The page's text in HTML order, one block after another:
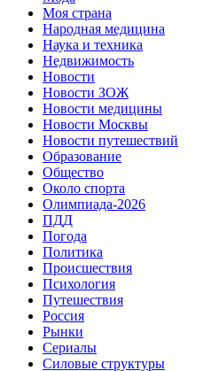
Моя страна
Народная медицина
Наука и техника
Недвижимость
Новости
Новости ЗОЖ
Новости медицины
Новости Москвы
Новости путешествий
Образование
Общество
Около спорта
Олимпиада-2026
ПДД
Погода
Политика
Происшествия
Психология
Путешествия
Россия
Рынки
Сериалы
Силовые структуры